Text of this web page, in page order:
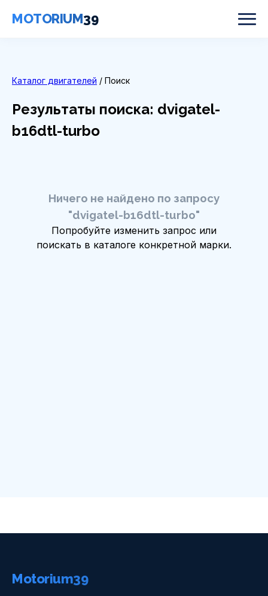
MOTORIUM39
Каталог двигателей / Поиск
Результаты поиска: dvigatel-
b16dtl-turbo
Ничего не найдено по запросу
"dvigatel-b16dtl-turbo"
Попробуйте изменить запрос или
поискать в каталоге конкретной марки.
Motorium39